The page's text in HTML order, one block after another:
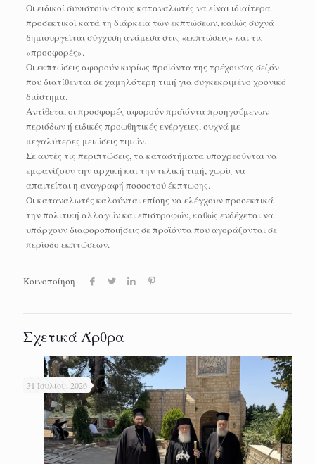
Οι ειδικοί συνιστούν στους καταναλωτές να είναι ιδιαίτερα
προσεκτικοί κατά τη διάρκεια των εκπτώσεων, καθώς συχνά
δημιουργείται σύγχυση ανάμεσα στις «εκπτώσεις» και τις
«προσφορές».
Οι εκπτώσεις αφορούν κυρίως προϊόντα της τρέχουσας σεζόν
που διατίθενται σε χαμηλότερη τιμή για συγκεκριμένο χρονικό
διάστημα.
Αντίθετα, οι προσφορές αφορούν προϊόντα προηγούμενων
περιόδων ή ειδικές προωθητικές ενέργειες, συχνά με
μεγαλύτερες μειώσεις τιμών.
Σε αυτές τις περιπτώσεις, τα καταστήματα υποχρεούνται να
εμφανίζουν την αρχική και την τελική τιμή, χωρίς να
απαιτείται η αναγραφή ποσοστού έκπτωσης.
Οι καταναλωτές καλούνται επίσης να ελέγχουν προσεκτικά
την πολιτική αλλαγών και επιστροφών, καθώς ενδέχεται να
υπάρχουν διαφοροποιήσεις σε προϊόντα που αγοράζονται σε
περίοδο εκπτώσεων.
Κοινοποίηση
Σχετικά Άρθρα
31 Ιουλίου, 2026